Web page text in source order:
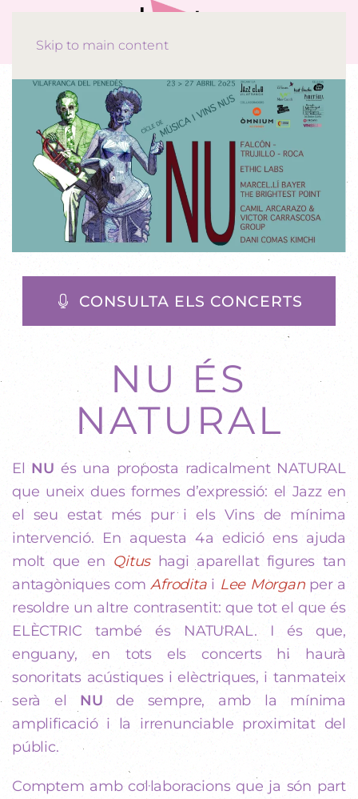
Skip to main content
CONSULTA ELS CONCERTS
NU ÉS
NATURAL
El NU és una proposta radicalment NATURAL
que uneix dues formes d’expressió: el Jazz en
el seu estat més pur i els Vins de mínima
intervenció. En aquesta 4a edició ens ajuda
molt que en Qitushagi aparellat figures tan
antagòniques comAfroditai Lee Morganper a
resoldre un altre contrasentit: que tot el que és
ELÈCTRIC també és NATURAL. I és que,
enguany, en tots els concerts hi haurà
sonoritats acústiques i elèctriques, i tanmateix
serà el NU de sempre, amb la mínima
amplificació i la irrenunciable proximitat del
públic.
Comptem amb col·laboracions que ja són part